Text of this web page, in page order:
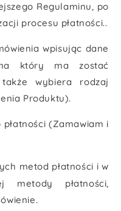
Regulaminu, po
procesu płatności..
wpisując dane
który ma zostać
wybiera rodzaj
Produktu).
(Zamawiam i
metod płatności i w
metody płatności,